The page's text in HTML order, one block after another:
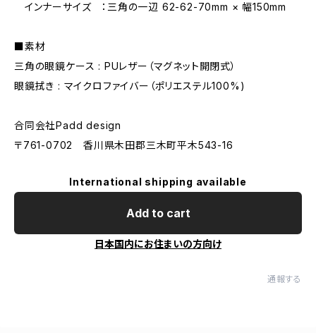
インナーサイズ ：三角の一辺 62-62-70mm × 幅150mm
■素材
三角の眼鏡ケース : PUレザー（マグネット開閉式）
眼鏡拭き : マイクロファイバー（ポリエステル100%)
合同会社Padd design
〒761-0702 香川県木田郡三木町平木543-16
International shipping available
Add to cart
日本国内にお住まいの方向け
通報する